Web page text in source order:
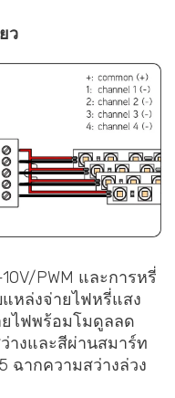
ว
PWM และการหรี่
หล่งจ่ายไฟหรี่แสง
ยไฟพร้อมโมดูลลด
างและสีผ่านสมาร์ท
ฉากความสว่างล่วง